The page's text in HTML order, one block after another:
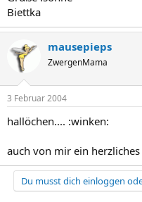
Biettka
mausepieps
ZwergenMama
3 Februar 2004
hallöchen.... :winken:
auch von mir ein
Du musst dich einloggen